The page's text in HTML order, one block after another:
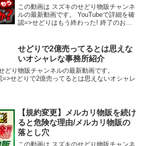
この動画は スズキのせどり物販チャンネ
ルの最新動画です。 YouTubeで詳細を確
認=>せどりはもう終わった! 終了のお知
せどりで2億売ってるとは思えな
いオシャレな事務所紹介
どり物販チャンネルの最新動画です。
=>せどりで2億売ってるとは思えないオシャレ
【規約変更】メルカリ物販を続け
ると危険な理由/メルカリ物販の
落とし穴
この動画は スズキのせどり物販チャンネ